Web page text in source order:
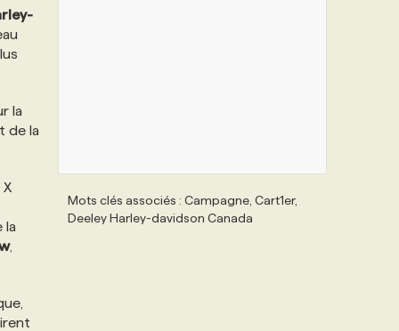
la
de la
la
,
Mots clés associés : Campagne, Cart1er,
Deeley Harley-davidson Canada